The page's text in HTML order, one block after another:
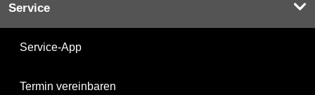
Service
Service-App
Termin vereinbaren